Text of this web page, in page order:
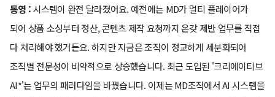
동영 :시스템이 완전 달라졌어요. 예전에는 MD가 멀티 플레이어가
되어 상품 소싱부터 정산, 콘텐츠 제작 요청까지 온갖 제반 업무를 직접
다 처리해야 했거든요. 하지만 지금은 조직이 정교하게 세분화되어
조직별 전문성이 비약적으로 상승했습니다. 최근 도입된 '크리에이티브
AI*'는 업무의 패러다임을 바꿨습니다. 이제는 MD조직에서 AI 시스템을